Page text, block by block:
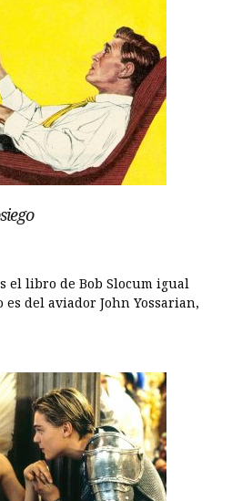
el libro de Bob Slocum igual
es del aviador John Yossarian,